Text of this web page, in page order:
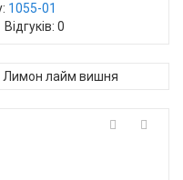
1055-01
Відгуків: 0